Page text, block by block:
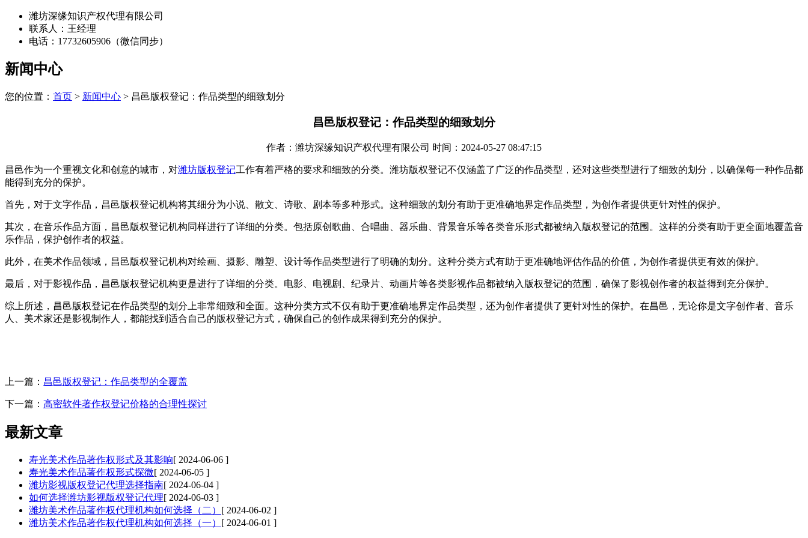
潍坊深缘知识产权代理有限公司
联系人：王经理
电话：17732605906（微信同步）
新闻中心
您的位置： 首页 > 新闻中心 > 昌邑版权登记：作品类型的细致划分
昌邑版权登记：作品类型的细致划分
作者：潍坊深缘知识产权代理有限公司 时间：2024-05-27 08:47:15
昌邑作为一个重视文化和创意的城市，对潍坊版权登记工作有着严格的要求和细致的分类。潍坊版权登记不仅涵盖了广泛的作品类型，还对这些类型进行了细致的划分，以确保每一种作品都
能得到充分的保护。
首先，对于文字作品，昌邑版权登记机构将其细分为小说、散文、诗歌、剧本等多种形式。这种细致的划分有助于更准确地界定作品类型，为创作者提供更针对性的保护。
其次，在音乐作品方面，昌邑版权登记机构同样进行了详细的分类。包括原创歌曲、合唱曲、器乐曲、背景音乐等各类音乐形式都被纳入版权登记的范围。这样的分类有助于更全面地覆盖音
乐作品，保护创作者的权益。
此外，在美术作品领域，昌邑版权登记机构对绘画、摄影、雕塑、设计等作品类型进行了明确的划分。这种分类方式有助于更准确地评估作品的价值，为创作者提供更有效的保护。
最后，对于影视作品，昌邑版权登记机构更是进行了详细的分类。电影、电视剧、纪录片、动画片等各类影视作品都被纳入版权登记的范围，确保了影视创作者的权益得到充分保护。
综上所述，昌邑版权登记在作品类型的划分上非常细致和全面。这种分类方式不仅有助于更准确地界定作品类型，还为创作者提供了更针对性的保护。在昌邑，无论你是文字创作者、音乐
人、美术家还是影视制作人，都能找到适合自己的版权登记方式，确保自己的创作成果得到充分的保护。
上一篇： 昌邑版权登记：作品类型的全覆盖
下一篇： 高密软件著作权登记价格的合理性探讨
最新文章
寿光美术作品著作权形式及其影响[ 2024-06-06 ]
寿光美术作品著作权形式探微[ 2024-06-05 ]
潍坊影视版权登记代理选择指南[ 2024-06-04 ]
如何选择潍坊影视版权登记代理[ 2024-06-03 ]
潍坊美术作品著作权代理机构如何选择（二） [ 2024-06-02 ]
潍坊美术作品著作权代理机构如何选择（一） [ 2024-06-01 ]